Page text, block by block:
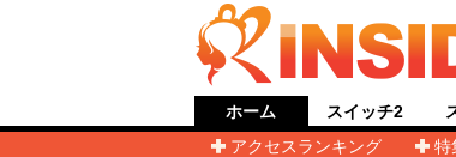
ホーム
アクセスランキング
特
スイッチ2